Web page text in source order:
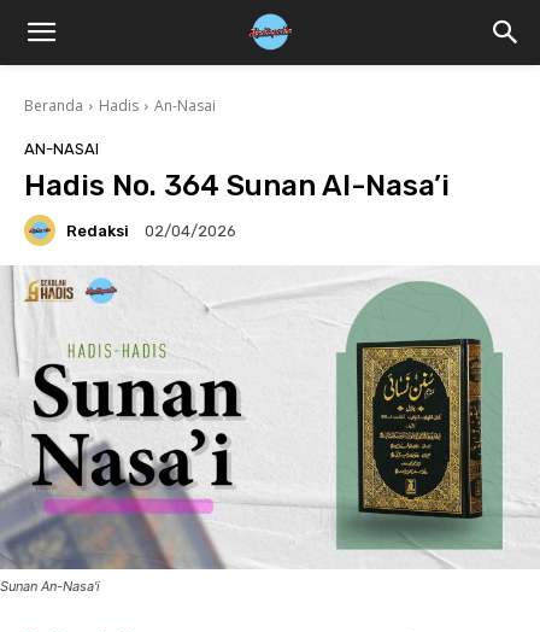
Beranda Hadis An-Nasai
AN-NASAI
Hadis No. 364 Sunan Al-Nasa’i
Redaksi 02/04/2026
Sunan An-Nasa'i